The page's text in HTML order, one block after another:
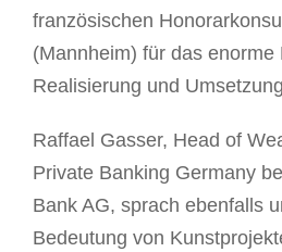
französischen
(Mannheim) für das
Realisierung und
Raffael Gasser, Head of
Private Banking Germany
Bank AG, sprach ebenfalls
Bedeutung von